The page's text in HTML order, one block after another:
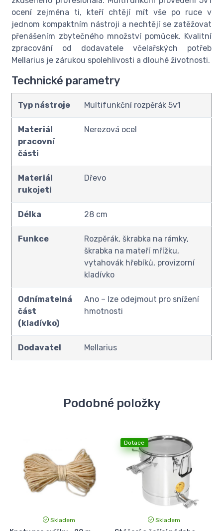
ocení zejména ti, kteří chtějí mít vše po ruce v
jednom kompaktním nástroji a nechtějí se zatěžovat
přenášením zbytečného množství pomůcek. Kvalitní
zpracování od dodavatele včelařských potřeb
Mellarius je zárukou spolehlivosti a dlouhé životnosti.
Technické parametry
Typ nástroje Multifunkční rozpěrák 5v1
Materiál
pracovní
části
Nerezová ocel
Materiál
rukojeti
Dřevo
Délka 28 cm
Funkce
Rozpěrák, škrabka na rámky,
škrabka na mateří mřížku,
vytahovák hřebíků, provizorní
kladívko
Odnímatelná
část
(kladívko)
Ano – lze odejmout pro snížení
hmotnosti
Dodavatel Mellarius
Podobné položky
Skladem
Dotace
Skladem